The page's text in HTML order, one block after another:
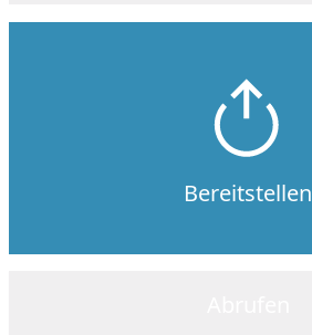
Bereitstellen